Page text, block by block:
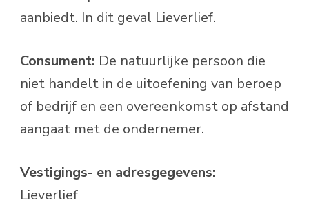
aanbiedt. In dit geval Lieverlief.
Consument: De natuurlijke persoon die
niet handelt in de uitoefening van beroep
of bedrijf en een overeenkomst op afstand
aangaat met de ondernemer.
Vestigings- en adresgegevens:
Lieverlief